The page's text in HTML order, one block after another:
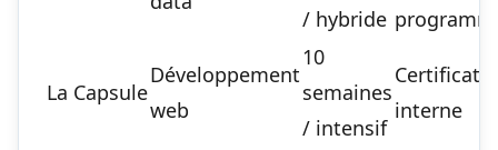
/ hybride
La Capsule
Développement
web
10
semaines
/ intensif
interne